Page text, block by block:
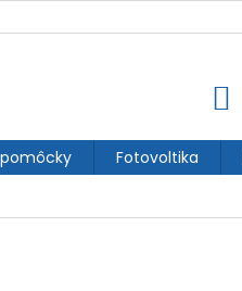
Fotovoltika